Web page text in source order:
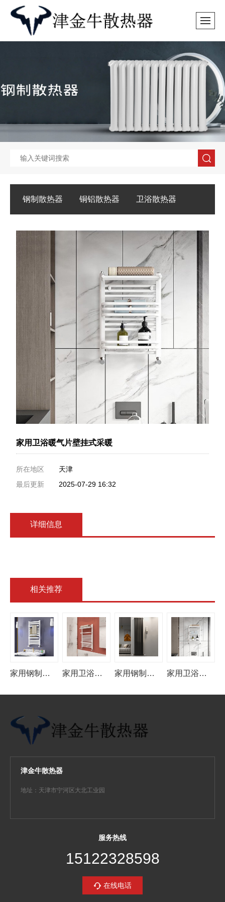
钢制散热器 铜铝散热器 卫浴散热器
家用卫浴暖气片壁挂式采暖
所在地区
天津
最后更新
2025-07-29 16:32
详细信息
相关推荐
家用钢制卫浴小背篓 家用卫浴暖气片壁挂式取暖 家用钢制散热器集中供暖壁挂式暖气 家用卫浴暖气片壁挂式采暖
津金牛散热器
地址：天津市宁河区大北工业园
服务热线
15122328598
在线电话